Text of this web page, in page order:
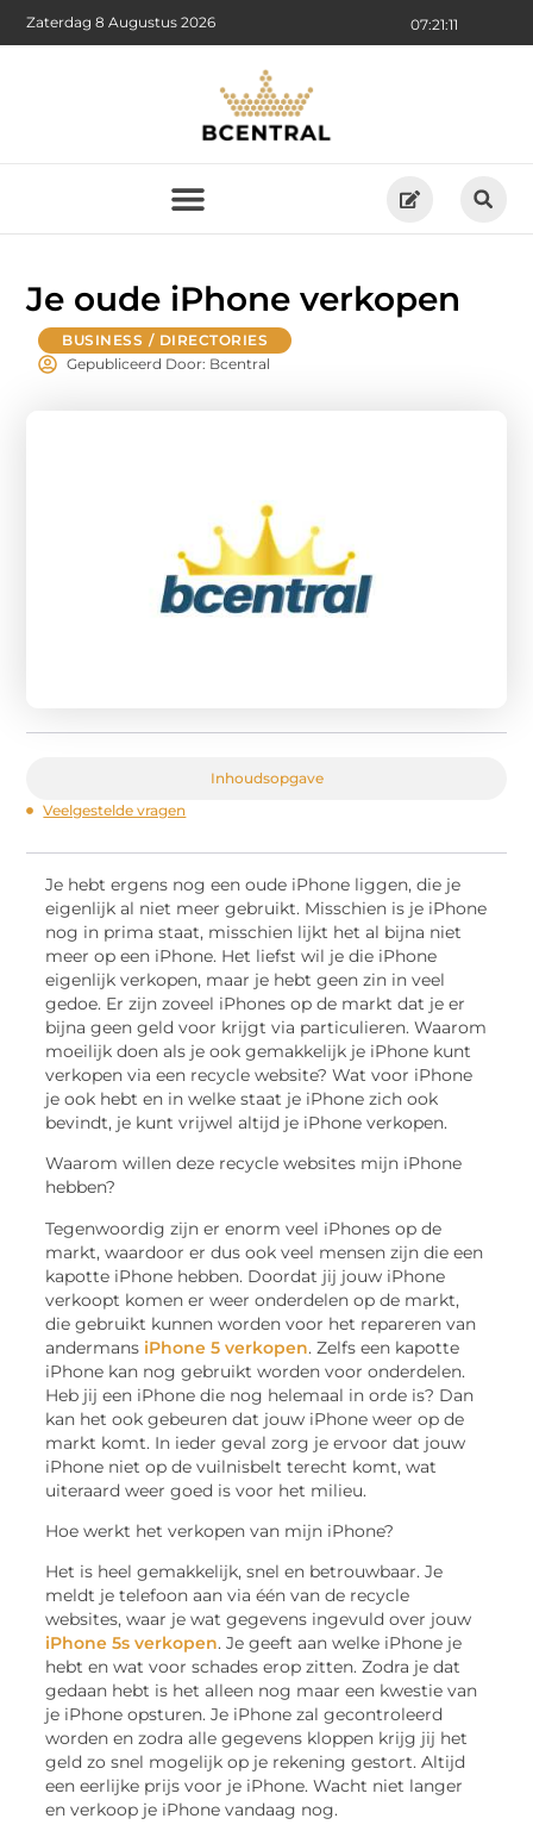
07:21:12
Zaterdag 8 Augustus 2026
Je oude iPhone verkopen
BUSINESS / DIRECTORIES
Gepubliceerd Door: Bcentral
Inhoudsopgave
Veelgestelde vragen
Je hebt ergens nog een oude iPhone liggen, die je
eigenlijk al niet meer gebruikt. Misschien is je iPhone
nog in prima staat, misschien lijkt het al bijna niet
meer op een iPhone. Het liefst wil je die iPhone
eigenlijk verkopen, maar je hebt geen zin in veel
gedoe. Er zijn zoveel iPhones op de markt dat je er
bijna geen geld voor krijgt via particulieren. Waarom
moeilijk doen als je ook gemakkelijk je iPhone kunt
verkopen via een recycle website? Wat voor iPhone
je ook hebt en in welke staat je iPhone zich ook
bevindt, je kunt vrijwel altijd je iPhone verkopen.
Waarom willen deze recycle websites mijn iPhone
hebben?
Tegenwoordig zijn er enorm veel iPhones op de
markt, waardoor er dus ook veel mensen zijn die een
kapotte iPhone hebben. Doordat jij jouw iPhone
verkoopt komen er weer onderdelen op de markt,
die gebruikt kunnen worden voor het repareren van
andermans iPhone 5 verkopen. Zelfs een kapotte
iPhone kan nog gebruikt worden voor onderdelen.
Heb jij een iPhone die nog helemaal in orde is? Dan
kan het ook gebeuren dat jouw iPhone weer op de
markt komt. In ieder geval zorg je ervoor dat jouw
iPhone niet op de vuilnisbelt terecht komt, wat
uiteraard weer goed is voor het milieu.
Hoe werkt het verkopen van mijn iPhone?
Het is heel gemakkelijk, snel en betrouwbaar. Je
meldt je telefoon aan via één van de recycle
websites, waar je wat gegevens ingevuld over jouw
iPhone 5s verkopen. Je geeft aan welke iPhone je
hebt en wat voor schades erop zitten. Zodra je dat
gedaan hebt is het alleen nog maar een kwestie van
je iPhone opsturen. Je iPhone zal gecontroleerd
worden en zodra alle gegevens kloppen krijg jij het
geld zo snel mogelijk op je rekening gestort. Altijd
een eerlijke prijs voor je iPhone. Wacht niet langer
en verkoop je iPhone vandaag nog.